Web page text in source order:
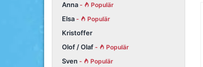
Anna - Populär
Elsa - Populär
Kristoffer
Olof / Olaf - Populär
Sven - Populär